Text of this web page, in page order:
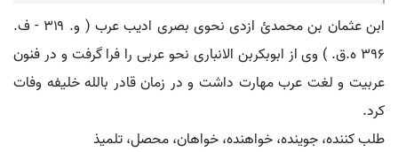
ابن عثمان بن محمدئ ازدی نحوی بصری ادیب عرب ( و. ۳۱۹ - ف.
۳۹۶ ه.ق. ) وی از ابوبکربن الانباری نحو عربی را فرا گرفت و در فنون
عربیت و لغت عرب مهارت داشت و در زمان قادر بالله خلیفه وفات
کرد.
طلب کننده، جوینده، خواهنده، خواهان، محصل، تلمیذ